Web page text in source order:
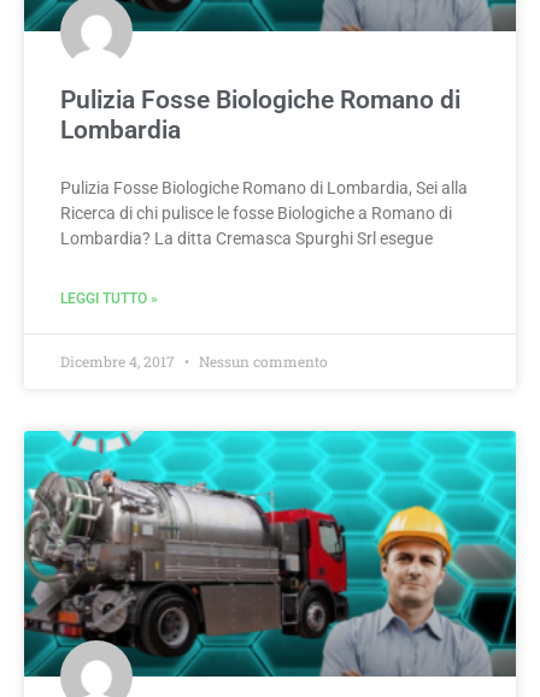
Pulizia Fosse Biologiche Romano di
Lombardia
Pulizia Fosse Biologiche Romano di Lombardia, Sei alla
Ricerca di chi pulisce le fosse Biologiche a Romano di
Lombardia? La ditta Cremasca Spurghi Srl esegue
LEGGI TUTTO »
Dicembre 4, 2017 Nessun commento